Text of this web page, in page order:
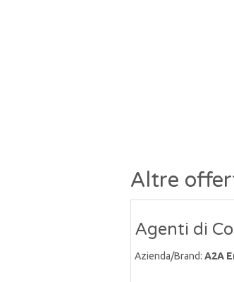
Altre
Agenti di
Azienda/Brand: A2A